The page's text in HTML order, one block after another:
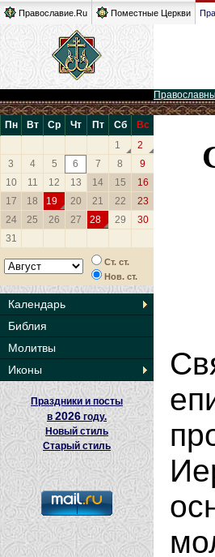
Православие.Ru Поместные Церкви
Пн Вт Ср Чт Пт Сб
Вс
1
2
3
4 5 6 7 8
9
10
11 12 13 14 15
16
17
18 19 20 21 22
23
24
25 26 27 28 29
30
31
Ст. ст.
Нов. ст.
Календарь
Библия
Молитвы
Иконы
Праздники и посты
в 2026 году.
Новый стиль
Старый стиль